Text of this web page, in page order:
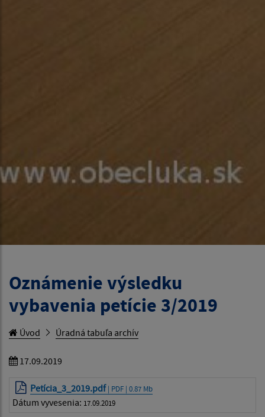
Oznámenie výsledku
vybavenia petície 3/2019
Úvod Úradná tabuľa archív
17.09.2019
Petícia_3_2019.pdf| PDF | 0.87 Mb
Dátum vyvesenia: 17.09.2019